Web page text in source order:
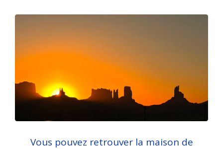
Vous pouvez retrouver la maison de